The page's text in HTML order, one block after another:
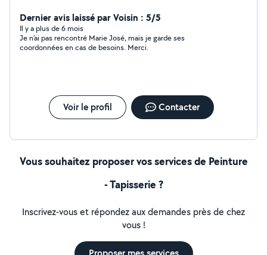
Dernier avis laissé par Voisin : 5/5
Il y a plus de 6 mois
Je n’ai pas rencontré Marie José, mais je garde ses
coordonnées en cas de besoins. Merci.
Voir le profil Contacter
Vous souhaitez proposer vos services de Peinture
- Tapisserie ?
Inscrivez-vous et répondez aux demandes près de chez
vous !